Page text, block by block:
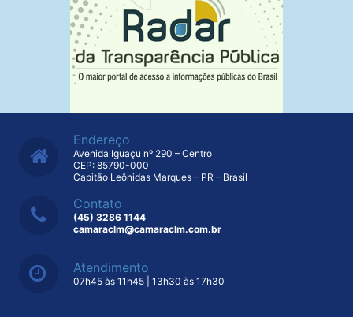
Endereço
Avenida Iguaçu nº 290 – Centro
CEP: 85790-000
Capitão Leônidas Marques – PR – Brasil
Contato
(45) 3286 1144
camaraclm@camaraclm.com.br
Atendimento
07h45 às 11h45 | 13h30 às 17h30